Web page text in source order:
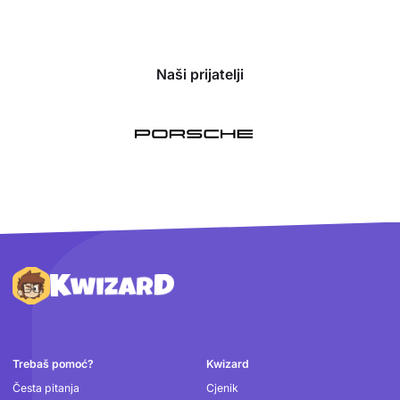
Naši prijatelji
Podnožje
Trebaš pomoć?
Česta pitanja
Kwizard
Cjenik